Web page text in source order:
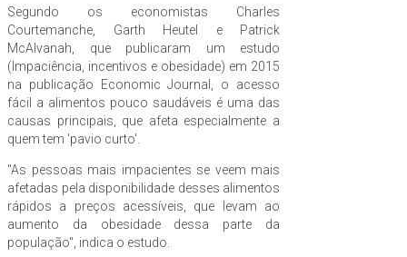
Segundo os economistas Charles
Courtemanche, Garth Heutel e Patrick
McAlvanah, que publicaram um estudo
(Impaciência, incentivos e obesidade) em 2015
na publicação Economic Journal, o acesso
fácil a alimentos pouco saudáveis é uma das
causas principais, que afeta especialmente a
quem tem 'pavio curto'.
"As pessoas mais impacientes se veem mais
afetadas pela disponibilidade desses alimentos
rápidos a preços acessíveis, que levam ao
aumento da obesidade dessa parte da
população", indica o estudo.